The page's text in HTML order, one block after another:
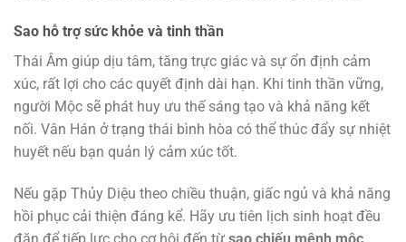
Sao hỗ trợ sức khỏe và tinh thần
Thái Âm giúp dịu tâm, tăng trực giác và sự ổn định cảm
xúc, rất lợi cho các quyết định dài hạn. Khi tinh thần vững,
người Mộc sẽ phát huy ưu thế sáng tạo và khả năng kết
nối. Vân Hán ở trạng thái bình hòa có thể thúc đẩy sự nhiệt
huyết nếu bạn quản lý cảm xúc tốt.
Nếu gặp Thủy Diệu theo chiều thuận, giấc ngủ và khả năng
hồi phục cải thiện đáng kể. Hãy ưu tiên lịch sinh hoạt đều